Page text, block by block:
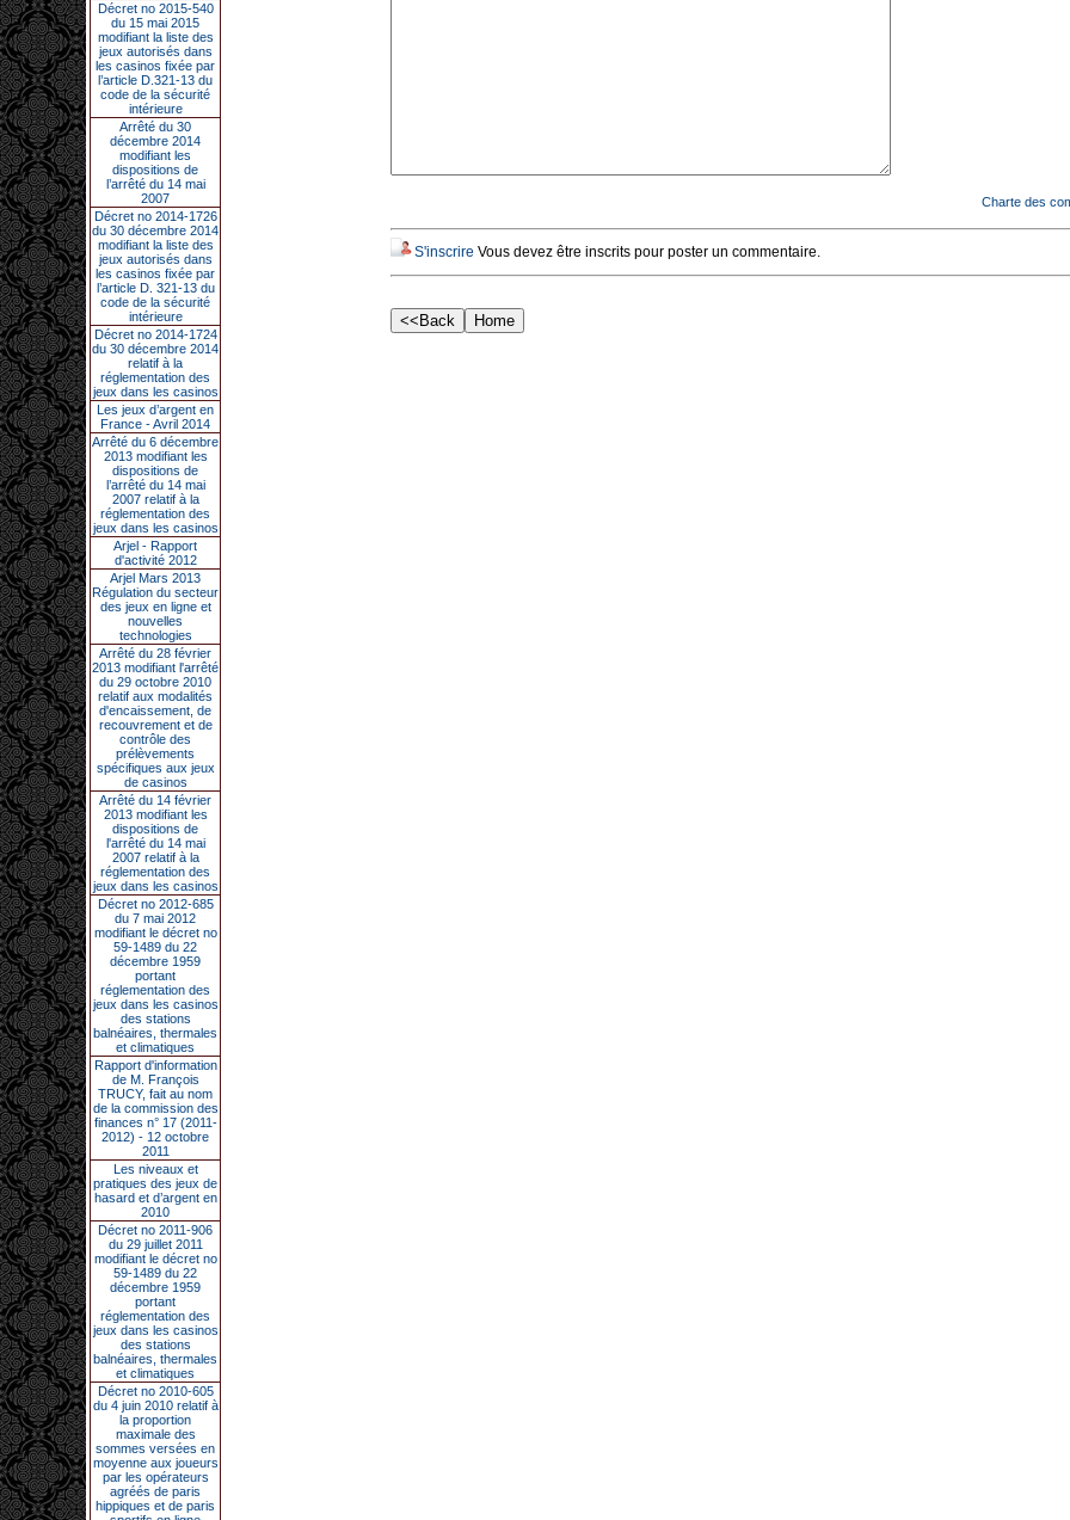
Décret no 2015-540
du 15 mai 2015
modifiant la liste des
jeux autorisés dans
les casinos fixée par
l’article D.321-13 du
code de la sécurité
intérieure
Arrêté du 30
décembre 2014
modifiant les
dispositions de
l’arrêté du 14 mai
2007
Décret no 2014-1726
du 30 décembre 2014
modifiant la liste des
jeux autorisés dans
les casinos fixée par
l’article D. 321-13 du
code de la sécurité
intérieure
Décret no 2014-1724
du 30 décembre 2014
relatif à la
réglementation des
jeux dans les casinos
Les jeux d’argent en
France - Avril 2014
Arrêté du 6 décembre
2013 modifiant les
dispositions de
l’arrêté du 14 mai
2007 relatif à la
réglementation des
jeux dans les casinos
Arjel - Rapport
d'activité 2012
Arjel Mars 2013
Régulation du secteur
des jeux en ligne et
nouvelles
technologies
Arrêté du 28 février
2013 modifiant l'arrêté
du 29 octobre 2010
relatif aux modalités
d'encaissement, de
recouvrement et de
contrôle des
prélèvements
spécifiques aux jeux
de casinos
Arrêté du 14 février
2013 modifiant les
dispositions de
l'arrêté du 14 mai
2007 relatif à la
réglementation des
jeux dans les casinos
Décret no 2012-685
du 7 mai 2012
modifiant le décret no
59-1489 du 22
décembre 1959
portant
réglementation des
jeux dans les casinos
des stations
balnéaires, thermales
et climatiques
Rapport d'information
de M. François
TRUCY, fait au nom
de la commission des
finances n° 17 (2011-
2012) - 12 octobre
2011
Les niveaux et
pratiques des jeux de
hasard et d’argent en
2010
Décret no 2011-906
du 29 juillet 2011
modifiant le décret no
59-1489 du 22
décembre 1959
portant
réglementation des
jeux dans les casinos
des stations
balnéaires, thermales
et climatiques
Décret no 2010-605
du 4 juin 2010 relatif à
la proportion
maximale des
sommes versées en
moyenne aux joueurs
par les opérateurs
agréés de paris
hippiques et de paris
Charte des
S'inscrire Vous devez être inscrits pour poster un commentaire.